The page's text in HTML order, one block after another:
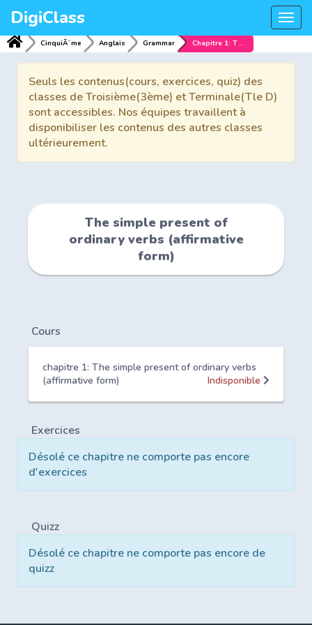
DigiClass
CinquiÃ¨me Anglais Grammar Chapitre 1: The simple present of ordinary verbs (affirmative form)
Seuls les contenus(cours, exercices, quiz) des
classes de Troisième(3ème) et Terminale(Tle D)
sont accessibles. Nos équipes travaillent à
disponibiliser les contenus des autres classes
ultérieurement.
The simple present of
ordinary verbs (affirmative
form)
Cours
chapitre 1: The simple present of ordinary verbs
(affirmative form)
Indisponible
Exercices
Désolé ce chapitre ne comporte pas encore
d'exercices
Quizz
Désolé ce chapitre ne comporte pas encore de
quizz